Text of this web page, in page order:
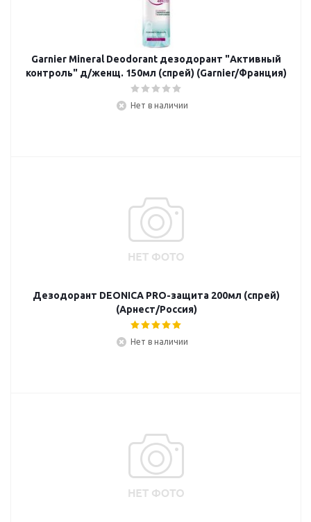
Garnier Mineral Deodorant дезодорант "Активный
контроль" д/женщ. 150мл (спрей) (Garnier/Франция)
Нет в наличии
Дезодорант DEONICA PRO-защита 200мл (спрей)
(Арнест/Россия)
Нет в наличии